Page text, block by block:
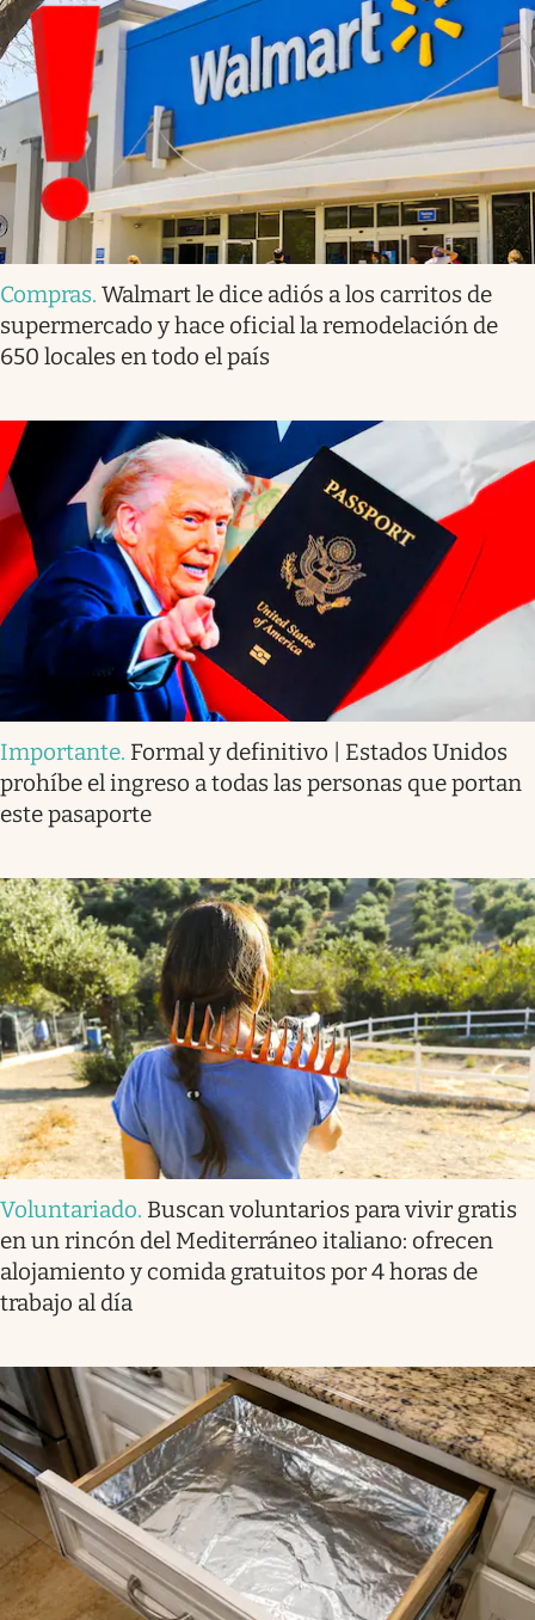
Compras. Walmart le dice adiós a los carritos de
supermercado y hace oficial la remodelación de
650 locales en todo el país
Importante. Formal y definitivo | Estados Unidos
prohíbe el ingreso a todas las personas que portan
este pasaporte
Voluntariado. Buscan voluntarios para vivir gratis
en un rincón del Mediterráneo italiano: ofrecen
alojamiento y comida gratuitos por 4 horas de
trabajo al día